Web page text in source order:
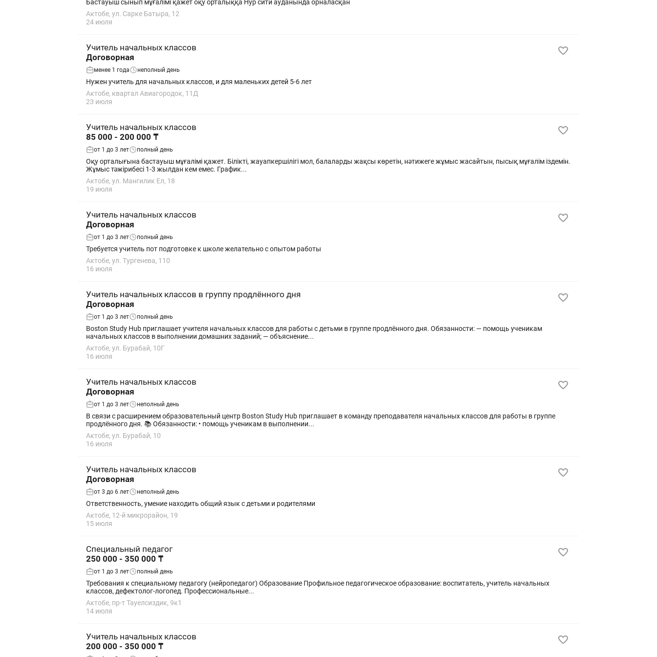
Бастауыш сынып мұғалімі қажет оқу орталыққа Нур сити ауданында орналасқан
Актобе, ул. Сарке Батыра, 12
24 июля
Учитель начальных классов
Договорная
менее 1 года неполный день
Нужен учитель для начальных классов, и для маленьких детей 5-6 лет
Актобе, квартал Авиагородок, 11Д
23 июля
Учитель начальных классов
85 000 - 200 000 ₸
от 1 до 3 лет полный день
Оқу орталығына бастауыш мұғалімі қажет. Білікті, жауапкершілігі мол, балаларды жақсы көретін, нәтижеге жұмыс жасайтын, пысық мұғалім іздемін.
Жұмыс тәжірибесі 1-3 жылдан кем емес. График...
Актобе, ул. Мангилик Ел, 18
19 июля
Учитель начальных классов
Договорная
от 1 до 3 лет полный день
Требуется учитель пот подготовке к школе желательно с опытом работы
Актобе, ул. Тургенева, 110
16 июля
Учитель начальных классов в группу продлённого дня
Договорная
от 1 до 3 лет полный день
Boston Study Hub приглашает учителя начальных классов для работы с детьми в группе продлённого дня. Обязанности: — помощь ученикам
начальных классов в выполнении домашних заданий; — объяснение...
Актобе, ул. Бурабай, 10Г
16 июля
Учитель начальных классов
Договорная
от 1 до 3 лет неполный день
В связи с расширением образовательный центр Boston Study Hub приглашает в команду преподавателя начальных классов для работы в группе
продлённого дня. 📚 Обязанности: • помощь ученикам в выполнении...
Актобе, ул. Бурабай, 10
16 июля
Учитель начальных классов
Договорная
от 3 до 6 лет неполный день
Ответственность, умение находить общий язык с детьми и родителями
Актобе, 12-й микрорайон, 19
15 июля
Специальный педагог
250 000 - 350 000 ₸
от 1 до 3 лет полный день
Требования к специальному педагогу (нейропедагог) Образование Профильное педагогическое образование: воспитатель, учитель начальных
классов, дефектолог-логопед. Профессиональные...
Актобе, пр-т Тауелсиздик, 9к1
14 июля
Учитель начальных классов
200 000 - 350 000 ₸